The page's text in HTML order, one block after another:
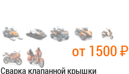
от 1500₽
Сварка клапанной крышки